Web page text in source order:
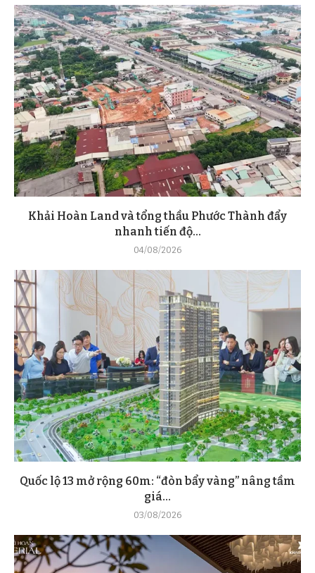
Khải Hoàn Land và tổng thầu Phước Thành đẩy
nhanh tiến độ...
04/08/2026
Quốc lộ 13 mở rộng 60m: “đòn bẩy vàng” nâng tầm
giá...
03/08/2026